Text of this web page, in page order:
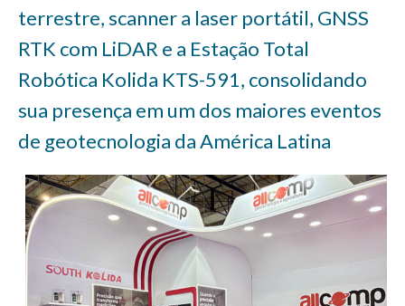
terrestre, scanner a laser portátil, GNSS
RTK com LiDAR e a Estação Total
Robótica Kolida KTS-591, consolidando
sua presença em um dos maiores eventos
de geotecnologia da América Latina